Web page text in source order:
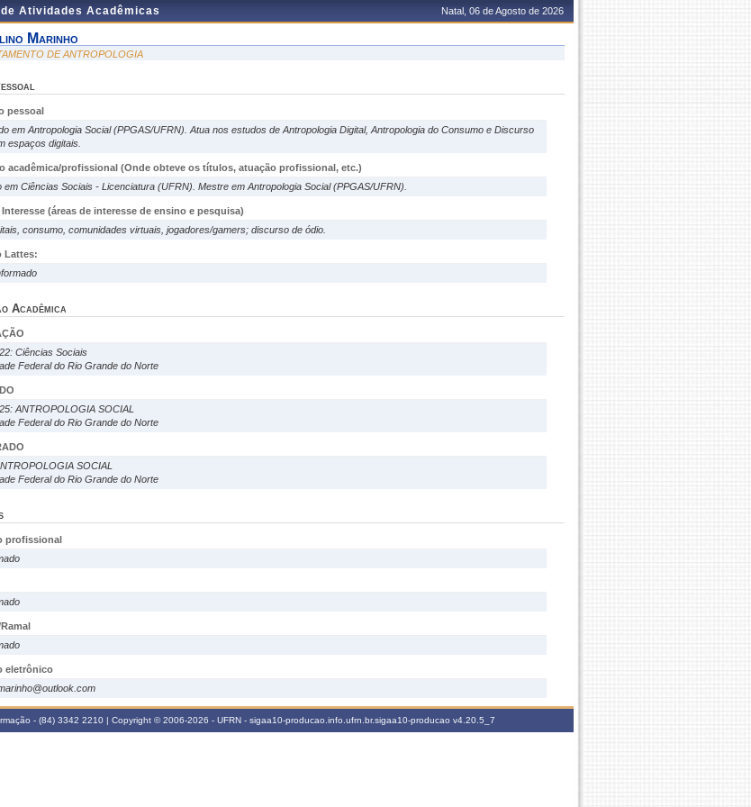
Atividades Acadêmicas Natal, 06 de Agosto de 2026
Marinho
DE ANTROPOLOGIA
pessoal
em Antropologia Social (PPGAS/UFRN). Atua nos estudos de Antropologia Digital, Antropologia do Consumo e Discurso
espaços digitais.
acadêmica/profissional (Onde obteve os títulos, atuação profissional, etc.)
em Ciências Sociais - Licenciatura (UFRN). Mestre em Antropologia Social (PPGAS/UFRN).
(áreas de interesse de ensino e pesquisa)
consumo, comunidades virtuais, jogadores/gamers; discurso de ódio.
Lattes:
Acadêmica
Ciências Sociais
Federal do Rio Grande do Norte
ANTROPOLOGIA SOCIAL
Federal do Rio Grande do Norte
SOCIAL
Federal do Rio Grande do Norte
profissional
eletrônico
- (84) 3342 2210 | Copyright © 2006-2026 - UFRN - sigaa10-producao.info.ufrn.br.sigaa10-producao v4.20.5_7